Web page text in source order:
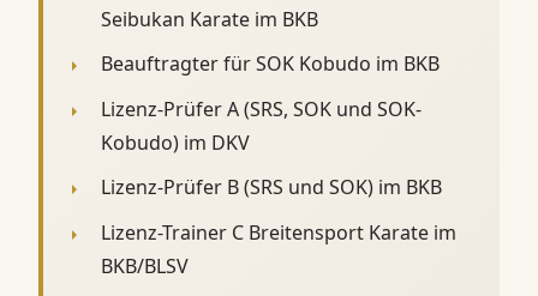
Seibukan Karate im BKB
Beauftragter für SOK Kobudo im BKB
Lizenz-Prüfer A (SRS, SOK und SOK-
Kobudo) im DKV
Lizenz-Prüfer B (SRS und SOK) im BKB
Lizenz-Trainer C Breitensport Karate im
BKB/BLSV